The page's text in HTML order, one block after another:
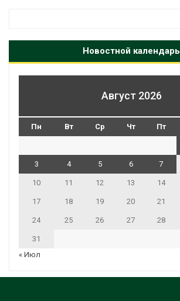
Новостной календарь
Август 2026
Пн Вт Ср Чт Пт
3 4 5 6 7
10 11 12 13 14
17 18 19 20 21
24 25 26 27 28
31
« Июл